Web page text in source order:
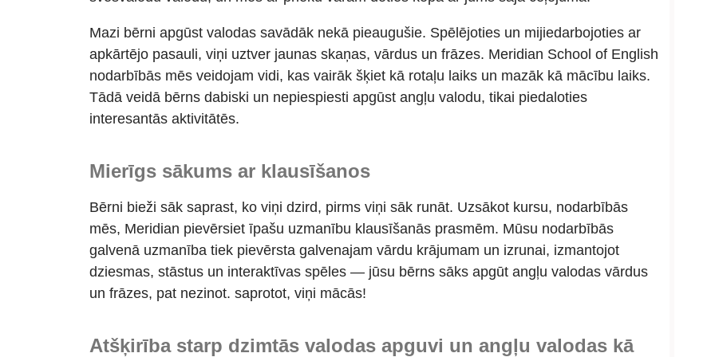
Mazi bērni apgūst valodas savādāk nekā pieaugušie. Spēlējoties un mijiedarbojoties ar
apkārtējo pasauli, viņi uztver jaunas skaņas, vārdus un frāzes. Meridian School of English
nodarbībās mēs veidojam vidi, kas vairāk šķiet kā rotaļu laiks un mazāk kā mācību laiks.
Tādā veidā bērns dabiski un nepiespiesti apgūst angļu valodu, tikai piedaloties
interesantās aktivitātēs.
Mierīgs sākums ar klausīšanos
Bērni bieži sāk saprast, ko viņi dzird, pirms viņi sāk runāt. Uzsākot kursu, nodarbībās
mēs, Meridian pievērsiet īpašu uzmanību klausīšanās prasmēm. Mūsu nodarbībās
galvenā uzmanība tiek pievērsta galvenajam vārdu krājumam un izrunai, izmantojot
dziesmas, stāstus un interaktīvas spēles — jūsu bērns sāks apgūt angļu valodas vārdus
un frāzes, pat nezinot. saprotot, viņi mācās!
Atšķirība starp dzimtās valodas apguvi un angļu valodas kā